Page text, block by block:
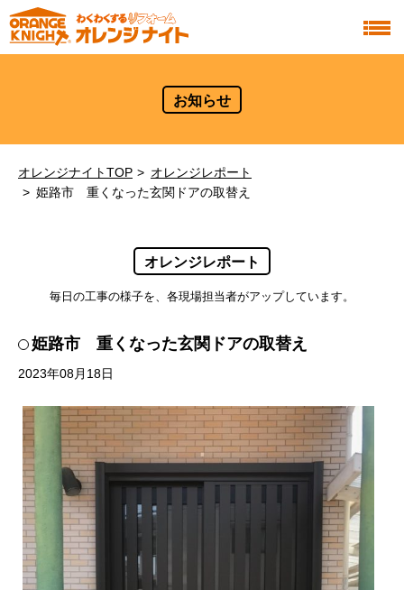
お知らせ
オレンジナイトTOP
オレンジレポート
姫路市 重くなった玄関ドアの取替え
オレンジレポート
毎日の工事の様子を、各現場担当者がアップしています。
姫路市 重くなった玄関ドアの取替え
2023年08月18日